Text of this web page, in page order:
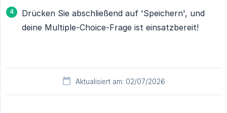
Drücken Sie abschließend auf 'Speichern', und
deine Multiple-Choice-Frage ist einsatzbereit!
Aktualisiert am: 02/07/2026